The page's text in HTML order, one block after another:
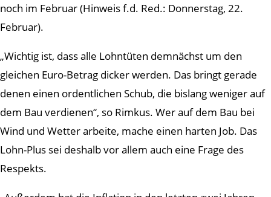
noch im Februar (Hinweis f.d. Red.: Donnerstag, 22.
Februar).
„Wichtig ist, dass alle Lohntüten demnächst um den
gleichen Euro-Betrag dicker werden. Das bringt gerade
denen einen ordentlichen Schub, die bislang weniger auf
dem Bau verdienen“, so Rimkus. Wer auf dem Bau bei
Wind und Wetter arbeite, mache einen harten Job. Das
Lohn-Plus sei deshalb vor allem auch eine Frage des
Respekts.